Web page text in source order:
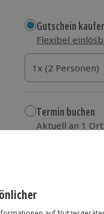
Gutschein
Flexibel
1x (2 Personen)
1x (2 Personen)
1x (2 Personen)
Termin buchen
Aktuell an 1
zzgl. Versand